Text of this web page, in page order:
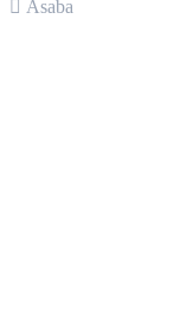
Asaba